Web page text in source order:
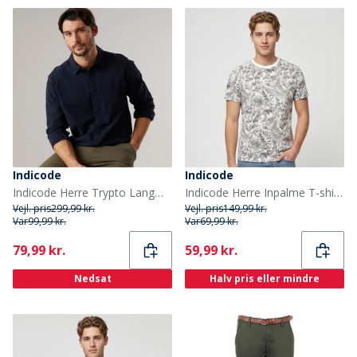
Indicode
Indicode Herre Trypto Langærmet Skjorte Sky Captain
Vejl. pris299,99 kr.
Var99,99 kr.
Current
79,99 kr.
Nedsat
Indicode
Indicode Herre Inpalme T-shirts Hvid
Vejl. pris149,99 kr.
Var69,99 kr.
Current
59,99 kr.
Halv pris eller mindre